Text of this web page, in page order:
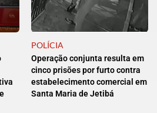
POLÍCIA
Operação conjunta resulta em
cinco prisões por furto contra
estabelecimento comercial em
Santa Maria de Jetibá